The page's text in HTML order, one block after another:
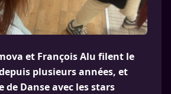
et François Alu filent le
plusieurs années, et
de Danse avec les stars